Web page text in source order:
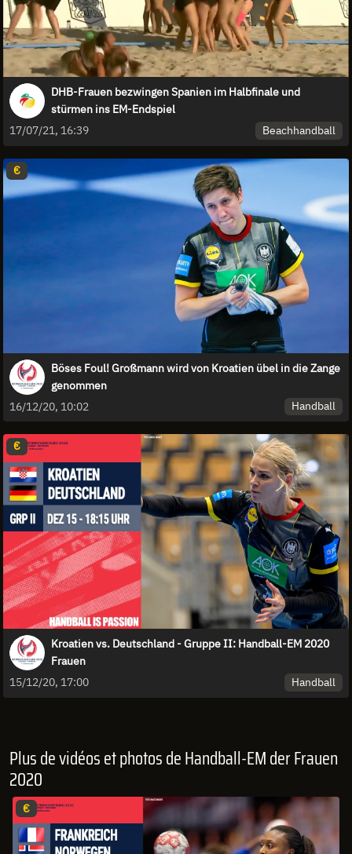
DHB-Frauen bezwingen Spanien im Halbfinale und
stürmen ins EM-Endspiel
17/07/21, 16:39
Beachhandball
€
Böses Foul! Großmann wird von Kroatien übel in die Zange
genommen
16/12/20, 10:02
Handball
€
Kroatien vs. Deutschland - Gruppe II: Handball-EM 2020
Frauen
15/12/20, 17:00
Handball
Plus de vidéos et photos de Handball-EM der Frauen
2020
€